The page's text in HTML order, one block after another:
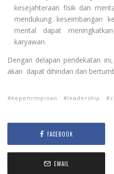
kesejahteraan fisik dan
mendukung keseimbangan
mental dapat
karyawan.
Dengan delapan pendekatan
akan dapat dihindari dan
kepemimpinan leadership
FACEBOOK
EMAIL